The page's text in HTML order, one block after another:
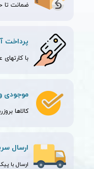
ضمانت تا
پرداخت
با
موجودی
کالاها
ارسال
ارسال با